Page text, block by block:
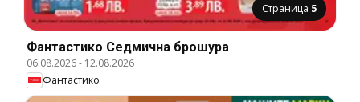
Страница 5
Фантастико Cедмична брошура
06.08.2026- 12.08.2026
Фантастико